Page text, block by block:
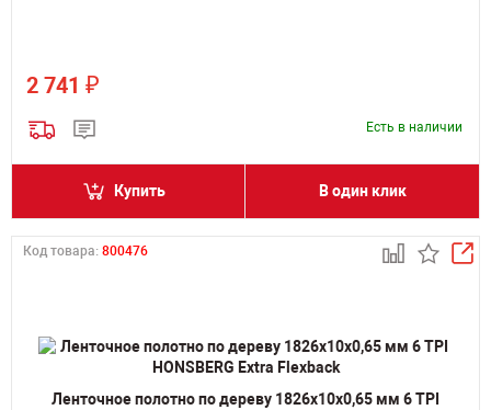
2 741 ₽
Есть в наличии
Купить В один клик
Код товара: 800476
Ленточное полотно по дереву 1826х10х0,65 мм 6 TPI